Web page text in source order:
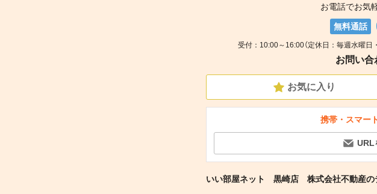
お電話でお気
無料通話
受付：10:00～16:00（定休日：毎週水曜日
お問い合
お気に入り
携帯・スマー
URL
いい部屋ネット 黒崎店 株式会社不動産の